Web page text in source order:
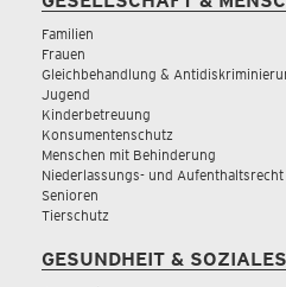
Familien
Frauen
Gleichbehandlung &
Jugend
Kinderbetreuung
Konsumentenschutz
Menschen mit Behinderung
Niederlassungs- und Aufenthaltsrecht
Senioren
Tierschutz
GESUNDHEIT & SOZIALES